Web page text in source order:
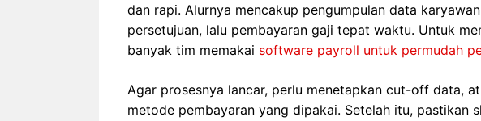
dan rapi. Alurnya mencakup pengumpulan data
persetujuan, lalu pembayaran gaji tepat waktu. Untuk
banyak tim memakai software payroll untuk permudah
Agar prosesnya lancar, perlu menetapkan cut-off data,
metode pembayaran yang dipakai. Setelah itu, pastikan